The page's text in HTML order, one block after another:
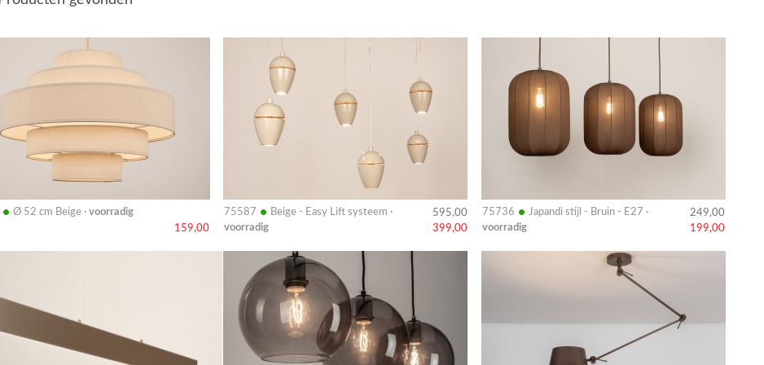
• Ø 52 cm Beige · voorradig
159,00
75587 • Beige - Easy Lift systeem ·
voorradig
595,00
399,00
Bekijk
75736 • Japandi stijl - Bruin - E27 ·
voorradig
249,00
199,00
Bekijk
Bekijk
Bekijk